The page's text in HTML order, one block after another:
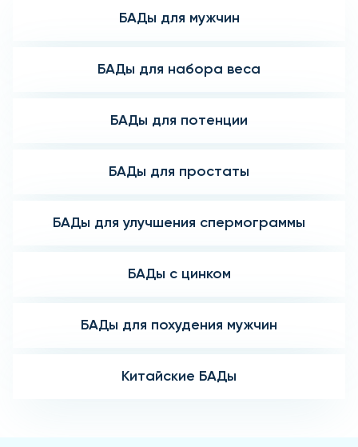
БАДы для мужчин
БАДы для набора веса
БАДы для потенции
БАДы для простаты
БАДы для улучшения спермограммы
БАДы с цинком
БАДы для похудения мужчин
Китайские БАДы